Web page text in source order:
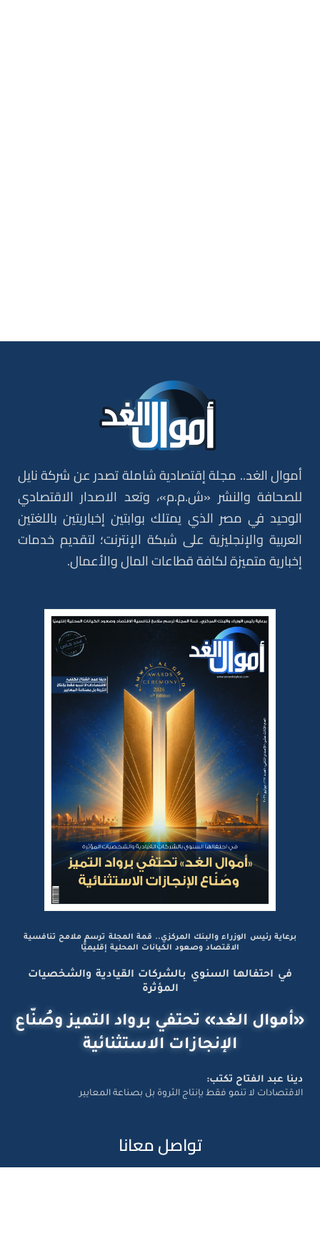
أموال الغد.. مجلة إقتصادية شاملة تصدر عن شركة نايل
للصحافة والنشر «ش.م.م»، وتعد الاصدار الاقتصادي
الوحيد في مصر الذي يمتلك بوابتين إخباريتين باللغتين
العربية والإنجليزية على شبكة الإنترنت؛ لتقديم خدمات
إخبارية متميزة لكافة قطاعات المال والأعمال.
برعاية رئيس الوزراء والبنك المركزي.. قمة المجلة ترسم ملامح تنافسية
الاقتصاد وصعود الكيانات المحلية إقليميًّا
في احتفالها السنوي بالشركات القيادية والشخصيات
المؤثرة
«أموال الغد» تحتفي برواد التميز وصُنّاع
الإنجازات الاستثنائية
دينا عبد الفتاح تكتب:
الاقتصادات لا تنمو فقط بإنتاج الثروة بل بصناعة المعايير
تواصل معانا